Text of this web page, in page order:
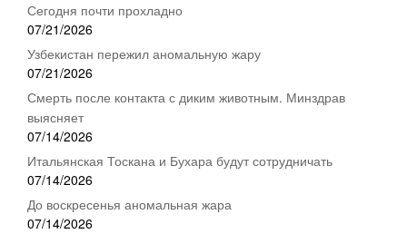
Сегодня почти прохладно
07/21/2026
Узбекистан пережил аномальную жару
07/21/2026
Смерть после контакта с диким животным. Минздрав
выясняет
07/14/2026
Итальянская Тоскана и Бухара будут сотрудничать
07/14/2026
До воскресенья аномальная жара
07/14/2026